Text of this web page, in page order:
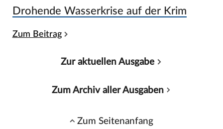
Drohende Wasserkrise auf der Krim
Zum Beitrag
Zur aktuellen Ausgabe
Zum Archiv aller Ausgaben
Zum Seitenanfang